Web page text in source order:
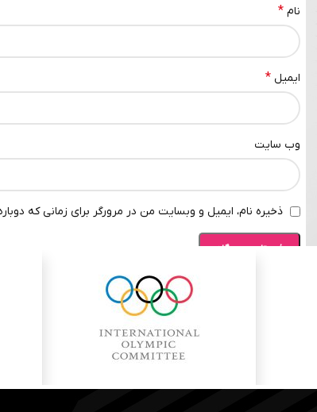
نام *
ایمیل *
وب‌ سایت
ذخیره نام، ایمیل و وبسایت من در مرورگر برای زمانی که